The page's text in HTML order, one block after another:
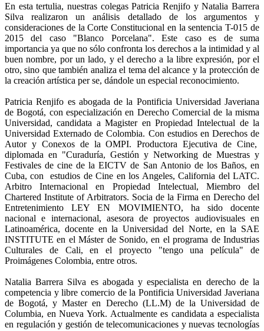
En esta tertulia, nuestras colegas Patricia Renjifo y Natalia Barrera
Silva realizaron un análisis detallado de los argumentos y
consideraciones de la Corte Constitucional en la sentencia T-015 de
2015 del caso "Blanco Porcelana". Este caso es de suma
importancia ya que no sólo confronta los derechos a la intimidad y al
buen nombre, por un lado, y el derecho a la libre expresión, por el
otro, sino que también analiza el tema del alcance y la protección de
la creación artística per se, dándole un especial reconocimiento.
Patricia Renjifo es abogada de la Pontificia Universidad Javeriana
de Bogotá, con especialización en Derecho Comercial de la misma
Universidad, candidata a Magister en Propiedad Intelectual de la
Universidad Externado de Colombia. Con estudios en Derechos de
Autor y Conexos de la OMPI. Productora Ejecutiva de Cine,
diplomada en "Curaduría, Gestión y Networking de Muestras y
Festivales de cine de la EICTV de San Antonio de los Baños, en
Cuba, con estudios de Cine en los Angeles, California del LATC.
Arbitro Internacional en Propiedad Intelectual, Miembro del
Chartered Institute of Arbitrators. Socia de la Firma en Derecho del
Entretenimiento LEY EN MOVIMIENTO, ha sido docente
nacional e internacional, asesora de proyectos audiovisuales en
Latinoamérica, docente en la Universidad del Norte, en la SAE
INSTITUTE en el Máster de Sonido, en el programa de Industrias
Culturales de Cali, en el proyecto "tengo una película" de
Proimágenes Colombia, entre otros.
Natalia Barrera Silva es abogada y especialista en derecho de la
competencia y libre comercio de la Pontificia Universidad Javeriana
de Bogotá, y Master en Derecho (LL.M) de la Universidad de
Columbia, en Nueva York. Actualmente es candidata a especialista
en regulación y gestión de telecomunicaciones y nuevas tecnologías